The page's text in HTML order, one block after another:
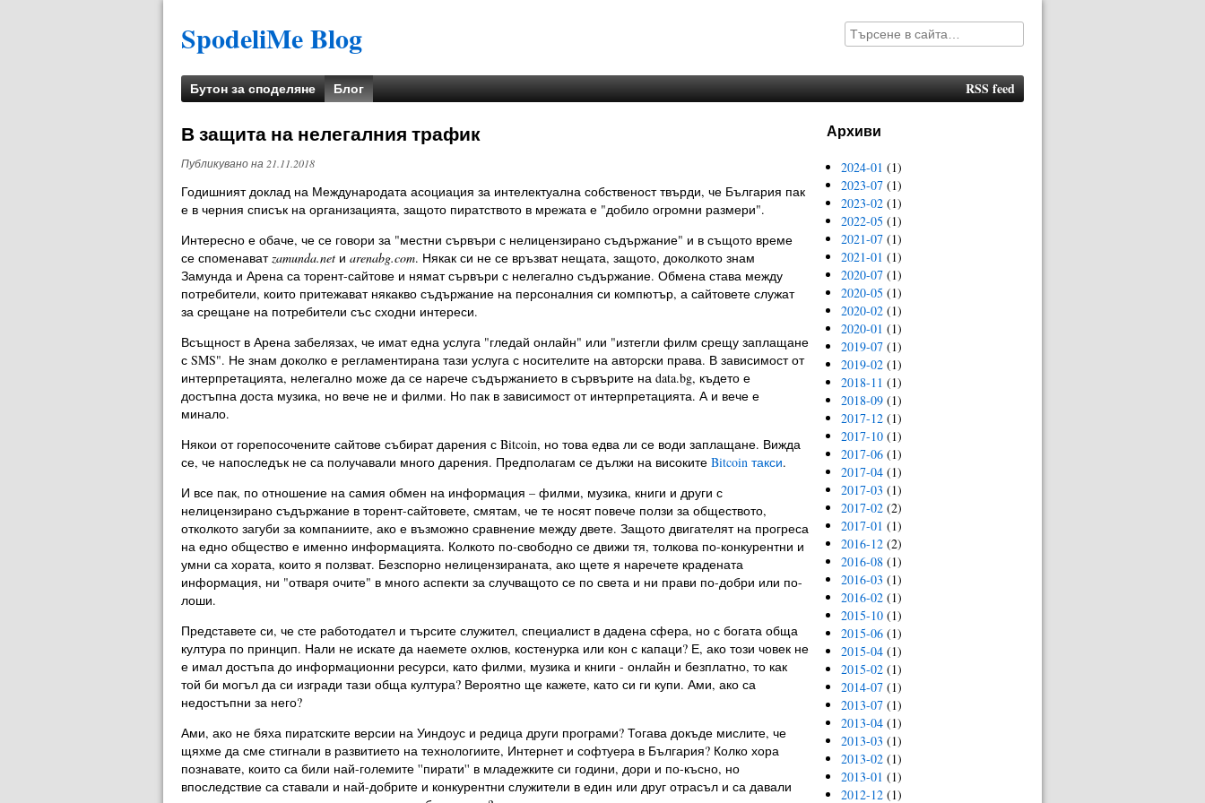
SpodeliMe Blog
Бутон за споделяне Блог RSS feed
В защита на нелегалния трафик
Публикувано на 21.11.2018
Годишният доклад на Международата асоциация за интелектуална собственост твърди, че България пак
е в черния списък на организацията, защото пиратството в мрежата е "добило огромни размери".
Интересно е обаче, че се говори за "местни сървъри с нелицензирано съдържание" и в същото време
се споменаватzamunda.net и arenabg.com. Някак си не се връзват нещата, защото, доколкото знам
Замунда и Арена са торент-сайтове и нямат сървъри с нелегално съдържание. Обмена става между
потребители, които притежават някакво съдържание на персоналния си компютър, а сайтовете служат
за срещане на потребители със сходни интереси.
Всъщност в Арена забелязах, че имат една услуга "гледай онлайн" или "изтегли филм срещу заплащане
с SMS". Не знам доколко е регламентирана тази услуга с носителите на авторски права. В зависимост от
интерпретацията, нелегално може да се нарече съдържанието в сървърите на data.bg, където е
достъпна доста музика, но вече не и филми. Но пак в зависимост от интерпретацията. А и вече е
минало.
Някои от горепосочените сайтове събират дарения с Bitcoin, но това едва ли се води заплащане. Вижда
се, че напоследък не са получавали много дарения. Предполагам се дължи на високите Bitcoin такси.
И все пак, по отношение на самия обмен на информация – филми, музика, книги и други с
нелицензирано съдържание в торент-сайтовете, смятам, че те носят повече ползи за обществото,
отколкото загуби за компаниите, ако е възможно сравнение между двете. Защото двигателят на прогреса
на едно общество е именно информацията. Колкото по-свободно се движи тя, толкова по-конкурентни и
умни са хората, които я ползват. Безспорно нелицензираната, ако щете я наречете крадената
информация, ни "отваря очите" в много аспекти за случващото се по света и ни прави по-добри или по-
лоши.
Представете си, че сте работодател и търсите служител, специалист в дадена сфера, но с богата обща
култура по принцип. Нали не искате да наемете охлюв, костенурка или кон с капаци? Е, ако този човек не
е имал достъпа до информационни ресурси, като филми, музика и книги - онлайн и безплатно, то как
той би могъл да си изгради тази обща култура? Вероятно ще кажете, като си ги купи. Ами, ако са
недостъпни за него?
Ами, ако не бяха пиратските версии на Уиндоус и редица други програми? Тогава докъде мислите, че
щяхме да сме стигнали в развитието на технологиите, Интернет и софтуера в България? Колко хора
познавате, които са били най-големите ''пирати'' в младежките си години, дори и по-късно, но
впоследствие са ставали и най-добрите и конкурентни служители в един или друг отрасъл и са давали
Архиви
2024-01 (1)
2023-07 (1)
2023-02 (1)
2022-05 (1)
2021-07 (1)
2021-01 (1)
2020-07 (1)
2020-05 (1)
2020-02 (1)
2020-01 (1)
2019-07 (1)
2019-02 (1)
2018-11 (1)
2018-09 (1)
2017-12 (1)
2017-10 (1)
2017-06 (1)
2017-04 (1)
2017-03 (1)
2017-02 (2)
2017-01 (1)
2016-12 (2)
2016-08 (1)
2016-03 (1)
2016-02 (1)
2015-10 (1)
2015-06 (1)
2015-04 (1)
2015-02 (1)
2014-07 (1)
2013-07 (1)
2013-04 (1)
2013-03 (1)
2013-02 (1)
2013-01 (1)
2012-12 (1)